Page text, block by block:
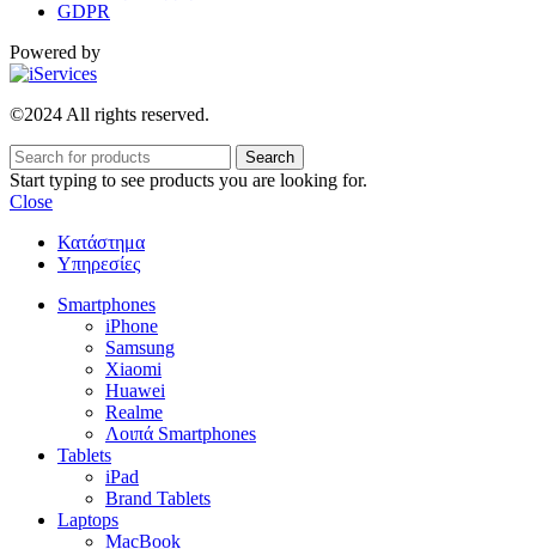
GDPR
Powered by
©2024 All rights reserved.
Search
Start typing to see products you are looking for.
Close
Κατάστημα
Υπηρεσίες
Smartphones
iPhone
Samsung
Xiaomi
Huawei
Realme
Λοιπά Smartphones
Tablets
iPad
Brand Tablets
Laptops
MacBook